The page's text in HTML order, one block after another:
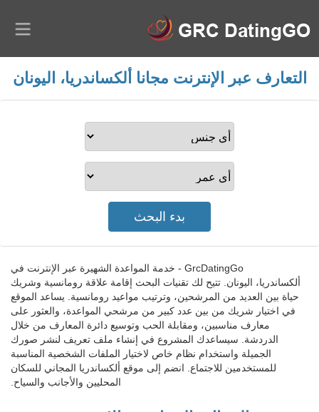
التعارف عبر الإنترنت مجانا ألكساندريا، اليونان
GrcDatingGo - خدمة المواعدة الشهيرة عبر الإنترنت في
ألكساندريا، اليونان. تتيح لك تقنيات البحث إقامة علاقة رومانسية وشريك
حياة بين العديد من المرشحين، وترتيب مواعيد رومانسية. يساعد الموقع
في اختيار شريك من بين عدد كبير من مرشحي المواعدة، والعثور على
معارف مناسبين، ومقابلة الحب وتوسيع دائرة المعارف من خلال
الدردشة. سيساعدك المشروع في إنشاء ملف تعريف لنشر صورك
الجميلة واستخدام نظام خاص لاختيار الملفات الشخصية المناسبة
للمستخدمين للاجتماع. انضم إلى موقع ألكساندريا المجاني للسكان
المحليين والأجانب والسياح.